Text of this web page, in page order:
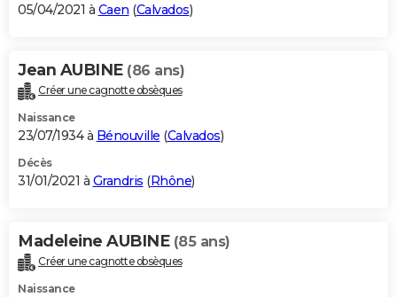
05/04/2021 à Caen (Calvados)
Jean AUBINE (86 ans)
Créer une cagnotte obsèques
Naissance
23/07/1934 à Bénouville (Calvados)
Décès
31/01/2021 à Grandris (Rhône)
Madeleine AUBINE (85 ans)
Créer une cagnotte obsèques
Naissance